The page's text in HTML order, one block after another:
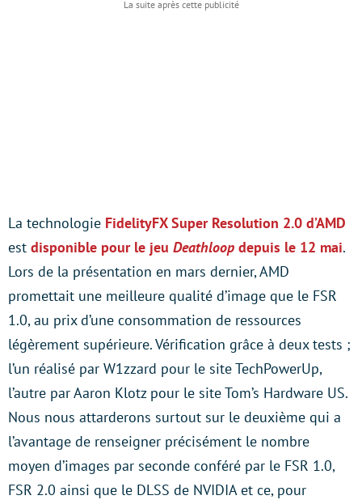
La technologie FidelityFX Super Resolution 2.0 d’AMD
est disponible pour le jeu Deathloop depuis le 12 mai.
Lors de la présentation en mars dernier, AMD
promettait une meilleure qualité d’image que le FSR
1.0, au prix d’une consommation de ressources
légèrement supérieure. Vérification grâce à deux tests ;
l’un réalisé par W1zzard pour le site TechPowerUp,
l’autre par Aaron Klotz pour le site Tom’s Hardware US.
Nous nous attarderons surtout sur le deuxième qui a
l’avantage de renseigner précisément le nombre
moyen d’images par seconde conféré par le FSR 1.0,
FSR 2.0 ainsi que le DLSS de NVIDIA et ce, pour